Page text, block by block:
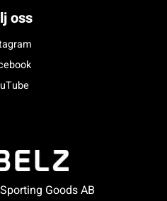
oss
Goods AB